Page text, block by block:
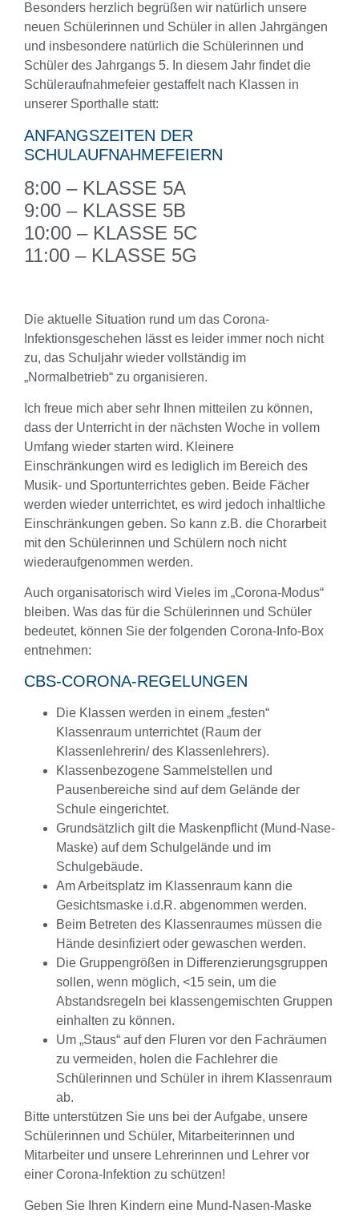
Besonders herzlich begrüßen wir natürlich unsere
neuen Schülerinnen und Schüler in allen Jahrgängen
und insbesondere natürlich die Schülerinnen und
Schüler des Jahrgangs 5. In diesem Jahr findet die
Schüleraufnahmefeier gestaffelt nach Klassen in
unserer Sporthalle statt:
ANFANGSZEITEN DER
SCHULAUFNAHMEFEIERN
8:00 – KLASSE 5A
9:00 – KLASSE 5B
10:00 – KLASSE 5C
11:00 – KLASSE 5G
Die aktuelle Situation rund um das Corona-
Infektionsgeschehen lässt es leider immer noch nicht
zu, das Schuljahr wieder vollständig im
„Normalbetrieb“ zu organisieren.
Ich freue mich aber sehr Ihnen mitteilen zu können,
dass der Unterricht in der nächsten Woche in vollem
Umfang wieder starten wird. Kleinere
Einschränkungen wird es lediglich im Bereich des
Musik- und Sportunterrichtes geben. Beide Fächer
werden wieder unterrichtet, es wird jedoch inhaltliche
Einschränkungen geben. So kann z.B. die Chorarbeit
mit den Schülerinnen und Schülern noch nicht
wiederaufgenommen werden.
Auch organisatorisch wird Vieles im „Corona-Modus“
bleiben. Was das für die Schülerinnen und Schüler
bedeutet, können Sie der folgenden Corona-Info-Box
entnehmen:
CBS-CORONA-REGELUNGEN
Die Klassen werden in einem „festen“
Klassenraum unterrichtet (Raum der
Klassenlehrerin/ des Klassenlehrers).
Klassenbezogene Sammelstellen und
Pausenbereiche sind auf dem Gelände der
Schule eingerichtet.
Grundsätzlich gilt die Maskenpflicht (Mund-Nase-
Maske) auf dem Schulgelände und im
Schulgebäude.
Am Arbeitsplatz im Klassenraum kann die
Gesichtsmaske i.d.R. abgenommen werden.
Beim Betreten des Klassenraumes müssen die
Hände desinfiziert oder gewaschen werden.
Die Gruppengrößen in Differenzierungsgruppen
sollen, wenn möglich, <15 sein, um die
Abstandsregeln bei klassengemischten Gruppen
einhalten zu können.
Um „Staus“ auf den Fluren vor den Fachräumen
zu vermeiden, holen die Fachlehrer die
Schülerinnen und Schüler in ihrem Klassenraum
ab.
Bitte unterstützen Sie uns bei der Aufgabe, unsere
Schülerinnen und Schüler, Mitarbeiterinnen und
Mitarbeiter und unsere Lehrerinnen und Lehrer vor
einer Corona-Infektion zu schützen!
Geben Sie Ihren Kindern eine Mund-Nasen-Maske